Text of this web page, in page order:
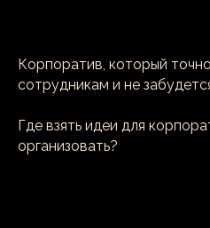
Корпоратив, который
сотрудникам и не
Где взять идеи для
организовать?